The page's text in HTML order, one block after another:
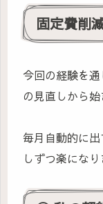
固定費削
今回の経験を
の見直しから始
毎月自動的に
しずつ楽になり